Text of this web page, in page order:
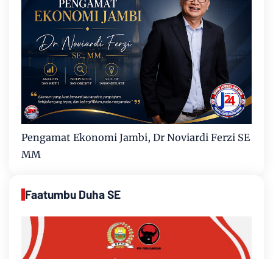
Pengamat Ekonomi Jambi, Dr Noviardi Ferzi SE
MM
Faatumbu Duha SE